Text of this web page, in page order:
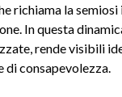
richiama la
In questa
rende visibili
consapevolezza.